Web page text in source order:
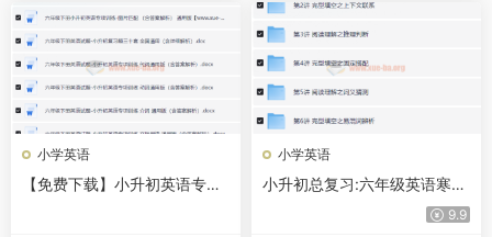
小学英语
【免费下载】小升初英语专项
小学英语
小升初总复习:六年级英语寒假
9.9